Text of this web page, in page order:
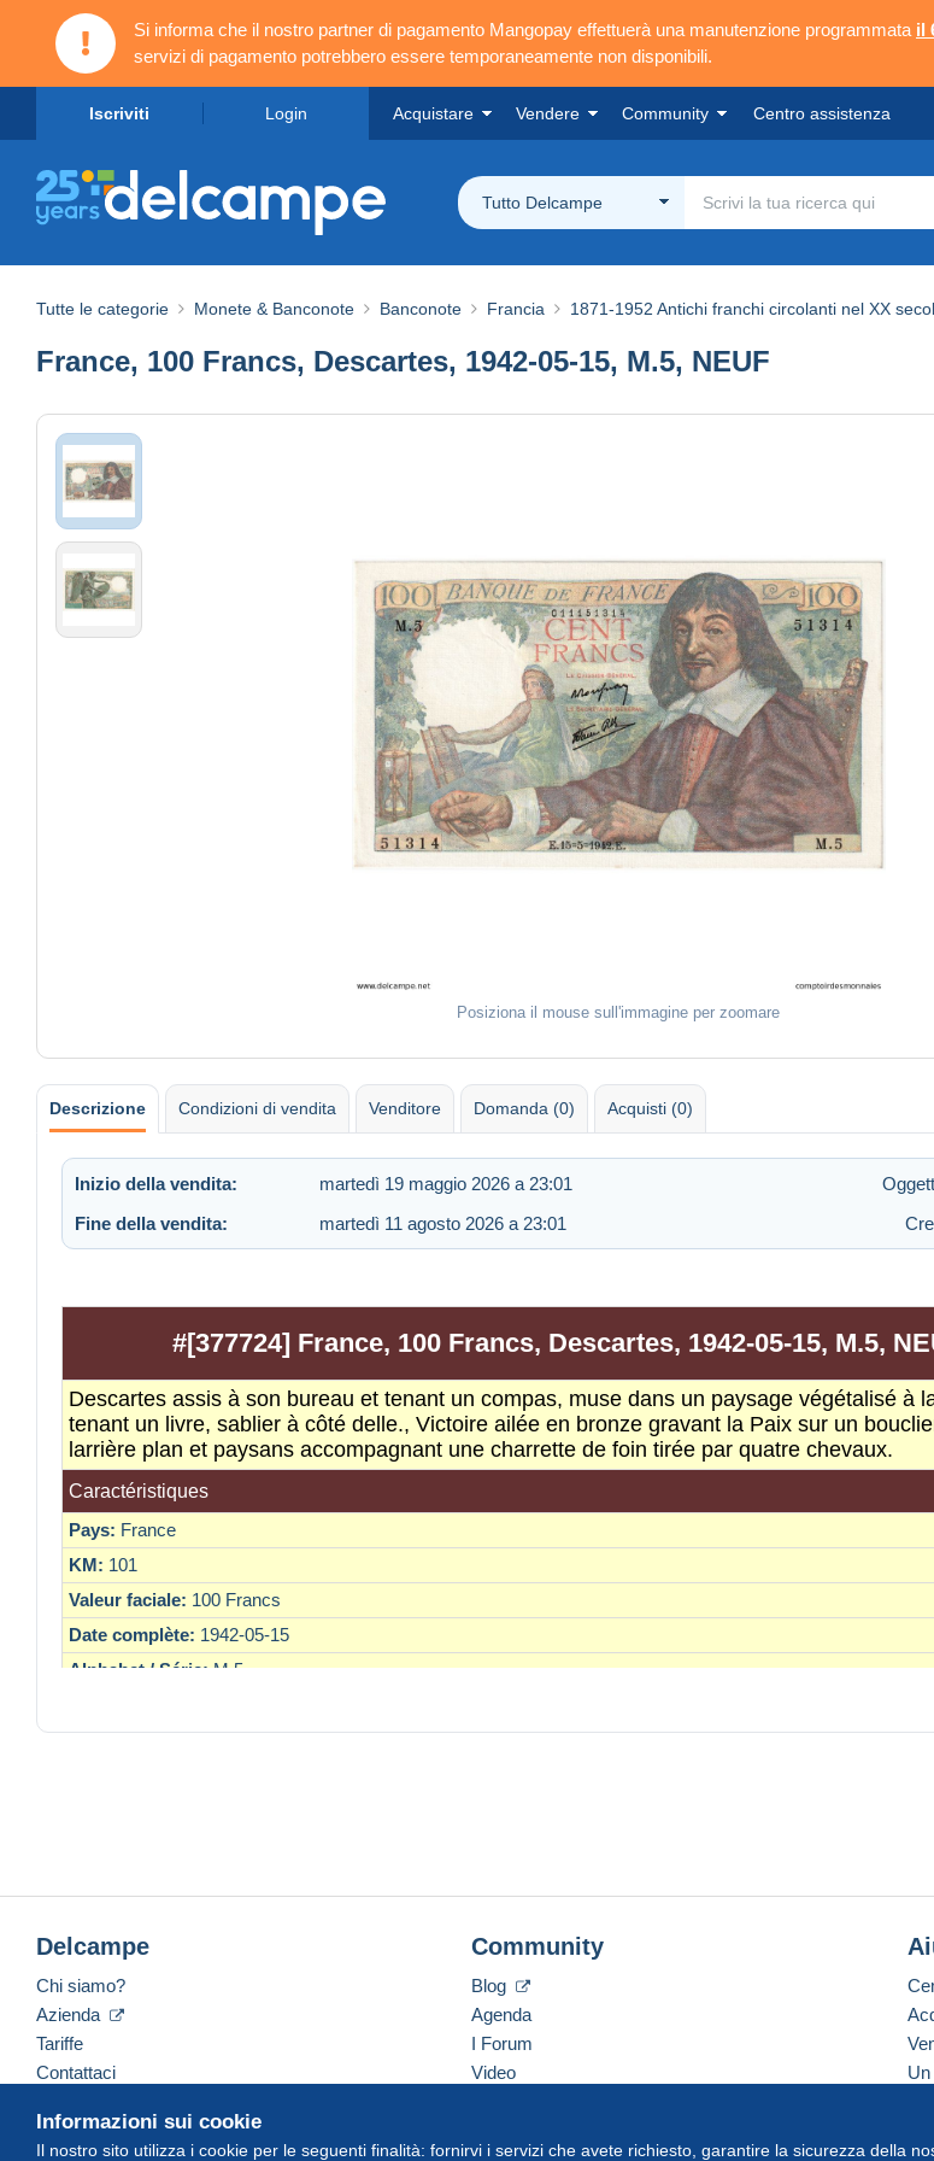
Si informa che il nostro partner di pagamento Mangopay effettuerà una manutenzione programmata il
servizi di pagamento potrebbero essere temporaneamente non disponibili.
Iscriviti Login Acquistare Vendere Community Centro assistenza
Tutto Delcampe
Tutte le categorie Monete & Banconote Banconote Francia 1871-1952 Antichi franchi circolanti nel XX
France, 100 Francs, Descartes, 1942-05-15, M.5, NEUF
Posiziona il mouse sull'immagine per zoomare
Descrizione Condizioni di vendita Venditore Domanda (0) Acquisti (0)
Inizio della vendita: martedì 19 maggio 2026 a 23:01
Fine della vendita:
martedì 11 agosto 2026 a 23:01
#[377724] France, 100 Francs, Descartes, 1942-05-15, M.5,
Descartes assis à son bureau et tenant un compas, muse dans un paysage végétalisé à
tenant un livre, sablier à côté delle., Victoire ailée en bronze gravant la Paix sur un
larrière plan et paysans accompagnant une charrette de foin tirée par quatre chevaux.
Caractéristiques
Pays: France
KM: 101
Valeur faciale: 100 Francs
Date complète: 1942-05-15
Alphabet / Série:M.5
Qualité du billet:NEUF
Informazioni sui cookie
Il nostro sito utilizza i cookie per le seguenti finalità: fornirvi i servizi che avete richiesto, garantire la sicurezza della
Delcampe
Chi siamo?
Azienda
Tariffe
Contattaci
Community
Blog
Agenda
I Forum
Video